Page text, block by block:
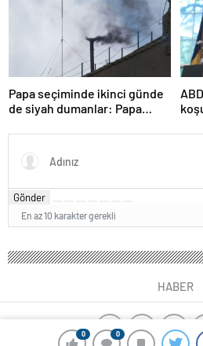
0 0
Papa seçiminde ikinci günde
de siyah dumanlar: Papa
Gönder
En az 10 karakter gerekli
HABER